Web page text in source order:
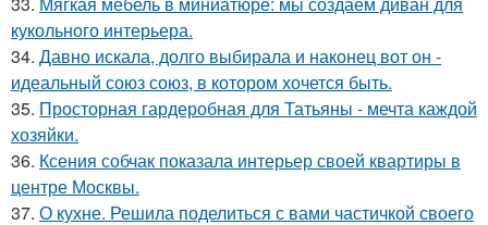
кукольного интерьера.
34. Давно искала, долго выбирала и наконец вот он -
идеальный союз союз, в котором хочется быть.
35. Просторная гардеробная для Татьяны - мечта каждой
хозяйки.
36. Ксения собчак показала интерьер своей квартиры в
центре Москвы.
37. О кухне. Решила поделиться с вами частичкой своего